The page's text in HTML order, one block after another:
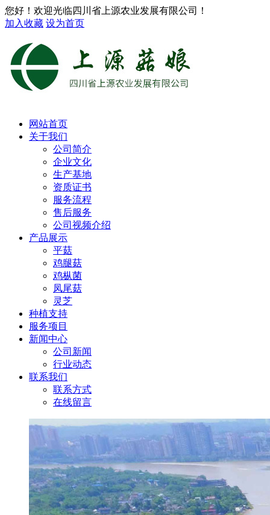
您好！欢迎光临四川省上源农业发展有限公司！
加入收藏 设为首页
网站首页
关于我们
公司简介
企业文化
生产基地
资质证书
服务流程
售后服务
公司视频介绍
产品展示
平菇
鸡腿菇
鸡枞菌
凤尾菇
灵芝
种植支持
服务项目
新闻中心
公司新闻
行业动态
联系我们
联系方式
在线留言